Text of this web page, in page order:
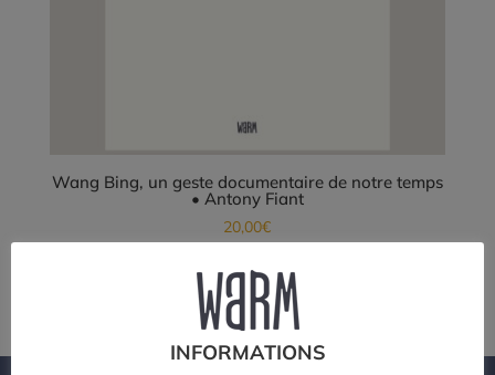
Wang Bing, un geste documentaire de notre temps
• Antony Fiant
20,00€
Ajouter au panier
INFORMATIONS